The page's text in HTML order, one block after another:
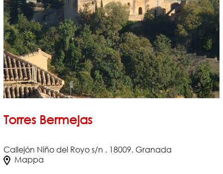
Torres Bermejas
Callejón Niño del Royo s/n . 18009. Granada
Mappa